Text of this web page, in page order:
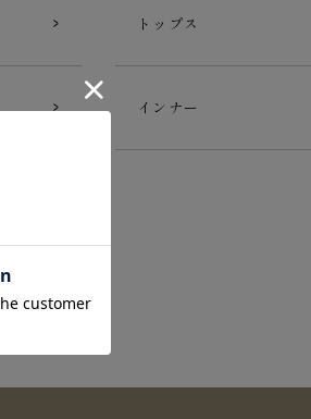
トップス
インナー